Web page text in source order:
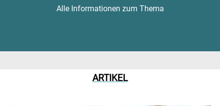
Alle Informationen zum Thema
ARTIKEL